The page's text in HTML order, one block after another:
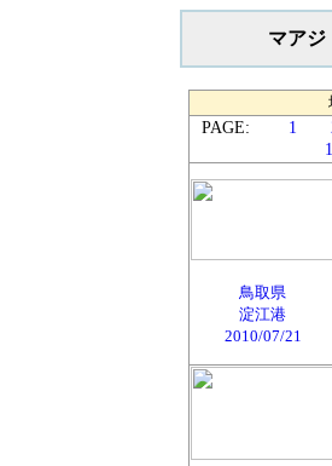
マアジ
PAGE: 1
鳥取県
淀江港
2010/07/21